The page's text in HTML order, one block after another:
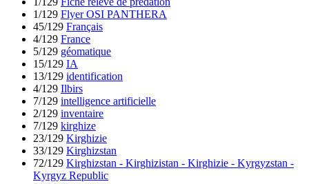
1/129 Flyer OSI PANTHERA
45/129 Français
4/129 France
5/129 géomatique
15/129 IA
13/129 identification
4/129 Ilbirs
7/129 intelligence artificielle
2/129 inventaire
7/129 kirghize
23/129 Kirghizie
33/129 Kirghizstan
72/129 Kirghizstan - Kirghizistan - Kirghizie - Kyrgyzstan -
Kyrgyz Republic